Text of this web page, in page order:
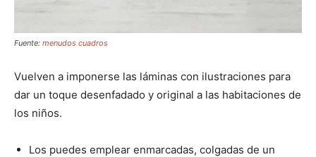
Fuente: menudos cuadros
Vuelven a imponerse las láminas con ilustraciones para
dar un toque desenfadado y original a las habitaciones de
los niños.
Los puedes emplear enmarcadas, colgadas de un